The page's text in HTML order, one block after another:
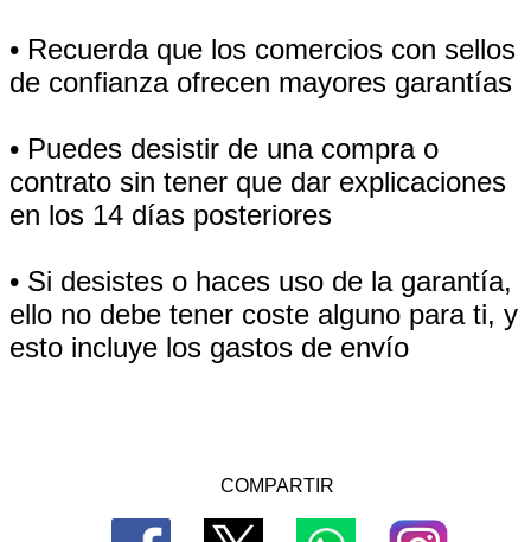
• Recuerda que los comercios con sellos
de confianza ofrecen mayores garantías
• Puedes desistir de una compra o
contrato sin tener que dar explicaciones
en los 14 días posteriores
• Si desistes o haces uso de la garantía,
ello no debe tener coste alguno para ti, y
esto incluye los gastos de envío
COMPARTIR